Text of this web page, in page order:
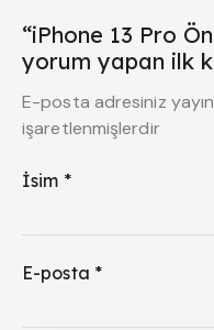
“iPhone 13 Pro
yorum yapan ilk
E-posta adresiniz
işaretlenmişlerdir
İsim *
E-posta *